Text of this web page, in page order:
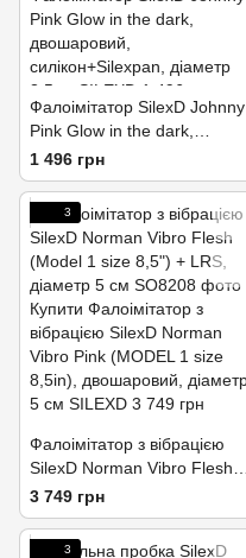
Фалоімітатор SilexD Johnny
Pink Glow in the dark,
двошаровий,
силікон+Silexpan, діаметр
3,5см
1 496 грн
3
Фалоімітатор з вібрацією
SilexD Norman Vibro Flesh
(Model 1 size 8,5") + LRS,
діаметр 5 см
3 749 грн
3